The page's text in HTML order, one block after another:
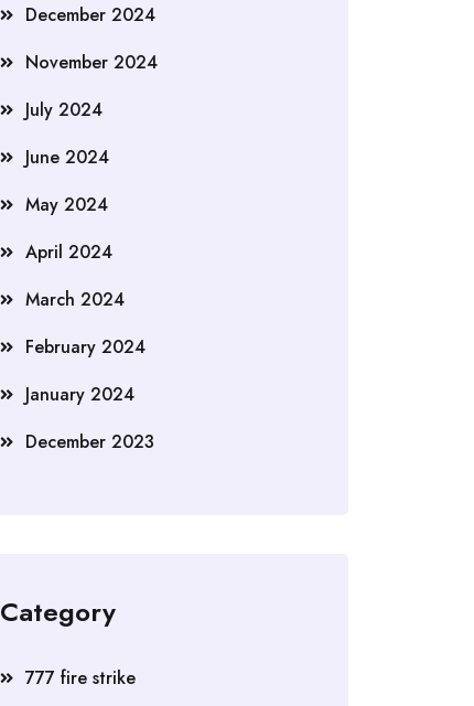
December 2024
November 2024
July 2024
June 2024
May 2024
April 2024
March 2024
February 2024
January 2024
December 2023
Category
777 fire strike